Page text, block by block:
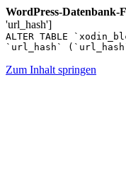
WordPress-Datenbank-
'url_hash']
ALTER TABLE
`url_hash`
Zum Inhalt springen